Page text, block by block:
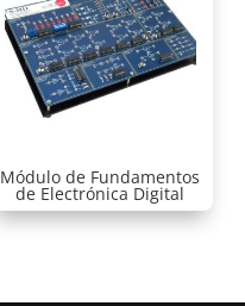
Módulo de Fundamentos
de Electrónica Digital